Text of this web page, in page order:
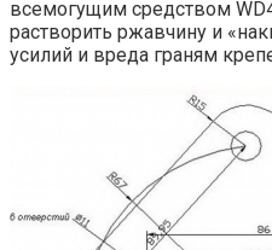
всемогущим средством
растворить ржавчину и
усилий и вреда граням